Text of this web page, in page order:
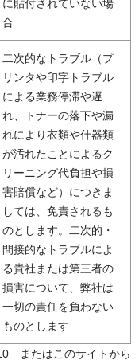
に貼付されていない場
合
二次的なトラブル（プ
リンタや印字トラブル
による業務停滞や遅
れ、トナーの落下や漏
れにより衣類や什器類
が汚れたことによるク
リーニング代負担や損
害賠償など）につきま
しては、免責されるも
のとします。二次的・
間接的なトラブルによ
る貴社または第三者の
損害について、弊社は
一切の責任を負わない
ものとします
またはこのサイトから